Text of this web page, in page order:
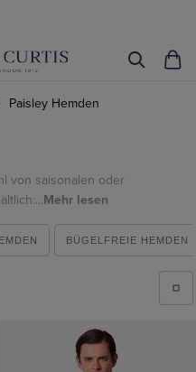
Paisley Hemden
von saisonalen oder
Mehr lesen
BÜGELFREIE HEMDEN